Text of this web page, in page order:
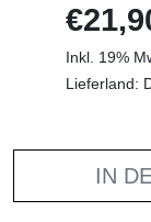
Inkl. 19%
Lieferland:
IN